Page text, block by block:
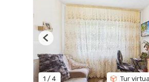
1 / 4 Tur
Previous